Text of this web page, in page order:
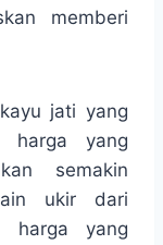
memberi
jati yang
harga yang
semakin
ukir dari
harga yang